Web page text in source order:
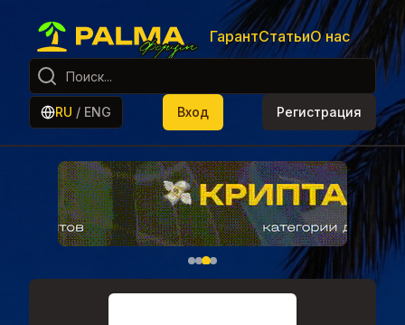
ГарантСтатьиО нас
RU / ENG Вход Регистрация